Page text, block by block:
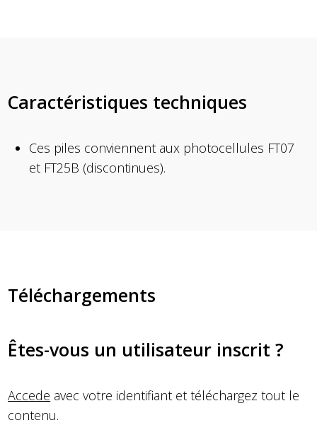
Caractéristiques techniques
Ces piles conviennent aux photocellules FT07
et FT25B (discontinues).
Téléchargements
Êtes-vous un utilisateur inscrit ?
Accede avec votre identifiant et téléchargez tout le
contenu.